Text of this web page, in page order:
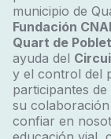
municipio de
Fundación
Quart de Poblet
ayuda del
y el control del
participantes
su
confiar en